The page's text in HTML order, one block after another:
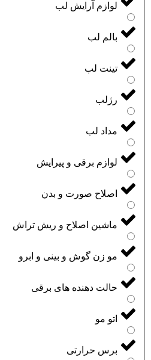
لوازم آرایش لب
بالم لب
تینت لب
رژلب
مداد لب
لوازم برقی و پیرایش
اصلاح صورت و بدن
ماشین اصلاح و ریش تراش
مو زن گوش و بینی و ابرو
حالت دهنده های برقی
اتو مو
برس حرارتی